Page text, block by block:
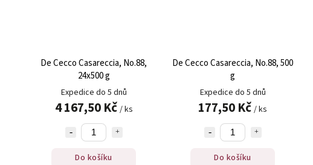
De Cecco Casareccia, No.88,
24x500 g
Expedice do 5 dnů
4 167,50 Kč / ks
Do košíku
De Cecco Casareccia, No.88, 500
g
Expedice do 5 dnů
177,50 Kč / ks
Do košíku